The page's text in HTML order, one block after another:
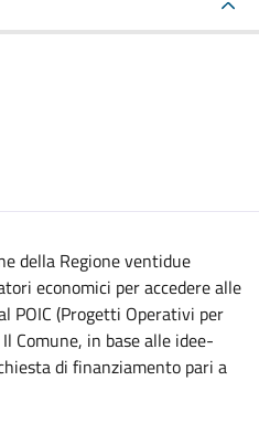
della Regione ventidue
economici per accedere alle
POIC (Progetti Operativi per
Comune, in base alle idee-
di finanziamento pari a